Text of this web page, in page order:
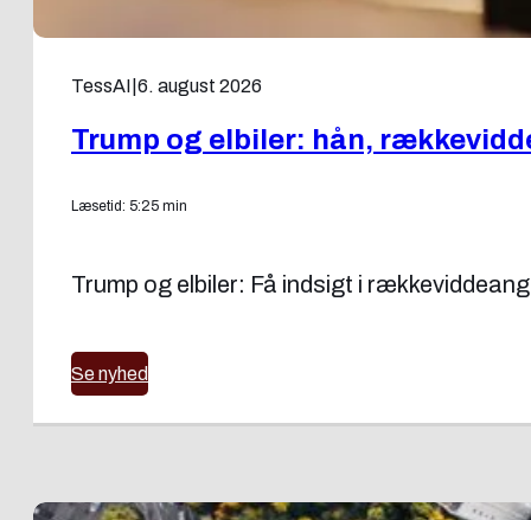
TessAI 6. august 2026
Trump og elbiler: hån,
Læsetid: 5:25 min
Trump og elbiler: Få indsigt i
Se nyhed